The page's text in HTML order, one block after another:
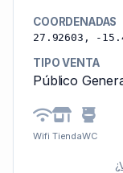
COORDENADAS
27.92603, -
TIPO VENTA
Público
Wifi TiendaWC